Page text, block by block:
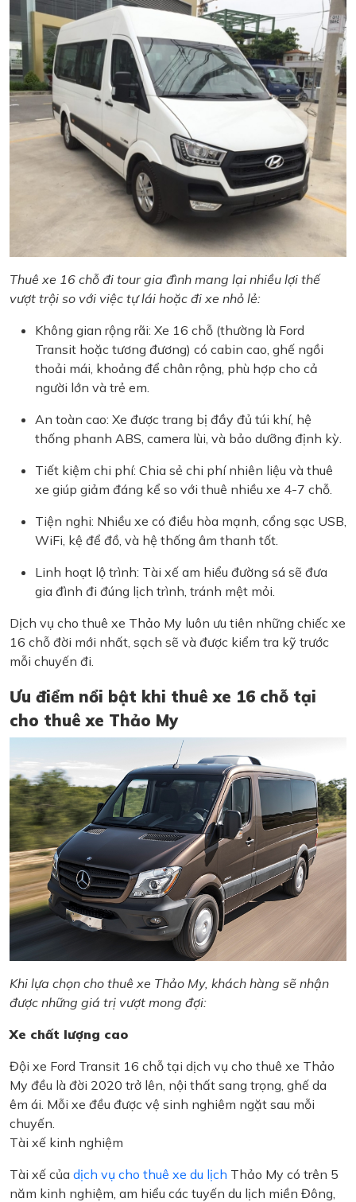
Thuê xe 16 chỗ đi tour gia đình mang lại nhiều lợi thế
vượt trội so với việc tự lái hoặc đi xe nhỏ lẻ:
Không gian rộng rãi: Xe 16 chỗ (thường là Ford
Transit hoặc tương đương) có cabin cao, ghế ngồi
thoải mái, khoảng để chân rộng, phù hợp cho cả
người lớn và trẻ em.
An toàn cao: Xe được trang bị đầy đủ túi khí, hệ
thống phanh ABS, camera lùi, và bảo dưỡng định kỳ.
Tiết kiệm chi phí: Chia sẻ chi phí nhiên liệu và thuê
xe giúp giảm đáng kể so với thuê nhiều xe 4-7 chỗ.
Tiện nghi: Nhiều xe có điều hòa mạnh, cổng sạc USB,
WiFi, kệ để đồ, và hệ thống âm thanh tốt.
Linh hoạt lộ trình: Tài xế am hiểu đường sá sẽ đưa
gia đình đi đúng lịch trình, tránh mệt mỏi.
Dịch vụ cho thuê xe Thảo My luôn ưu tiên những chiếc xe
16 chỗ đời mới nhất, sạch sẽ và được kiểm tra kỹ trước
mỗi chuyến đi.
Ưu điểm nổi bật khi thuê xe 16 chỗ tại
cho thuê xe Thảo My
Khi lựa chọn cho thuê xe Thảo My, khách hàng sẽ nhận
được những giá trị vượt mong đợi:
Xe chất lượng cao
Đội xe Ford Transit 16 chỗ tại dịch vụ cho thuê xe Thảo
My đều là đời 2020 trở lên, nội thất sang trọng, ghế da
êm ái. Mỗi xe đều được vệ sinh nghiêm ngặt sau mỗi
chuyến.
Tài xế kinh nghiệm
Tài xế của dịch vụ cho thuê xe du lịch Thảo My có trên 5
năm kinh nghiệm, am hiểu các tuyến du lịch miền Đông,